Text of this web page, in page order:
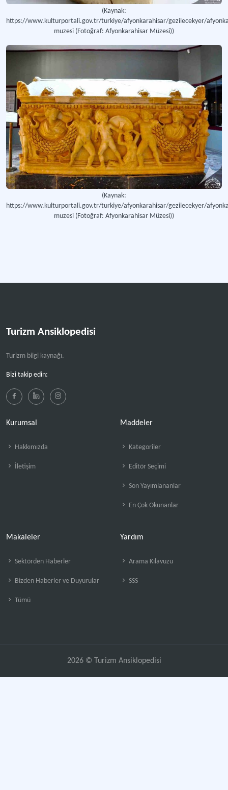
(Kaynak:
https://www.kulturportali.gov.tr/turkiye/afyonkarahisar/gezilecekyer/
muzesi (Fotoğraf: Afyonkarahisar Müzesi))
(Kaynak:
https://www.kulturportali.gov.tr/turkiye/afyonkarahisar/gezilecekyer/
muzesi (Fotoğraf: Afyonkarahisar Müzesi))
Turizm Ansiklopedisi
Turizm bilgi kaynağı.
Bizi takip edin:
Kurumsal
Hakkımızda
İletişim
Maddeler
Kategoriler
Editör Seçimi
Son Yayımlananlar
En Çok Okunanlar
Makaleler
Sektörden Haberler
Bizden Haberler ve Duyurular
Tümü
Yardım
Arama Kılavuzu
SSS
2026 © Turizm Ansiklopedisi